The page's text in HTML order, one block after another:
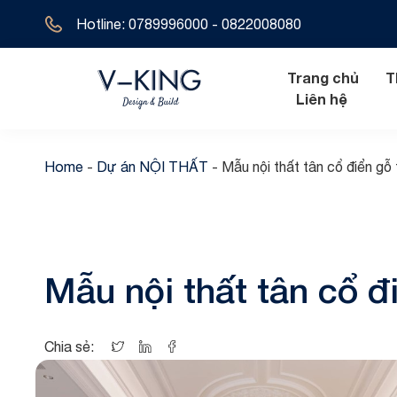
Hotline: 0789996000 - 0822008080
Trang chủ
Biệt thự cổ
Biệt thự 2
Nội thất cổ
Liên hệ
Home - Dự án NỘI THẤT - Mẫu nội thất tân cổ điển
Mẫu nội thất tân cổ
Chia sẻ: